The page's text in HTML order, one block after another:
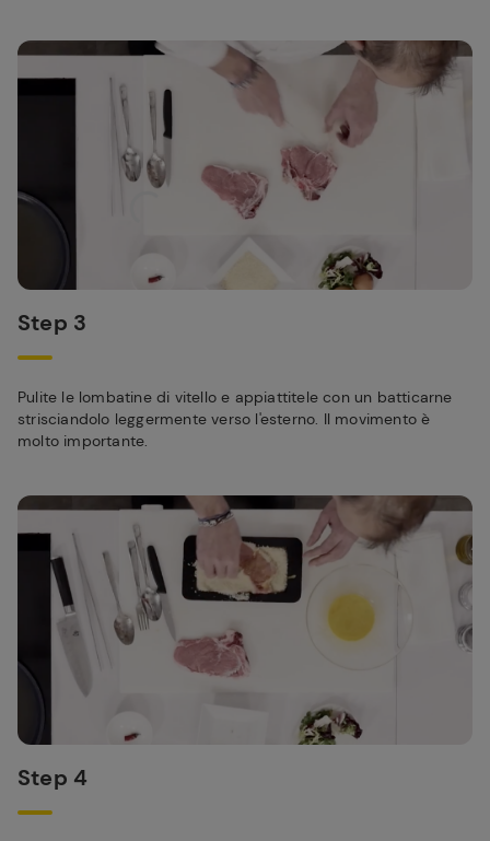
Step 3
Pulite le lombatine di vitello e appiattitele con un batticarne
strisciandolo leggermente verso l'esterno. Il movimento è
molto importante.
Step 4